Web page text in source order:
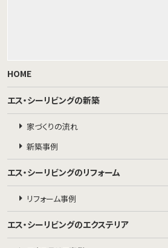
HOME
エス・シーリビングの新築
家づくりの流れ
新築事例
エス・シーリビングのリフォーム
リフォーム事例
エス・シーリビングのエクステリア